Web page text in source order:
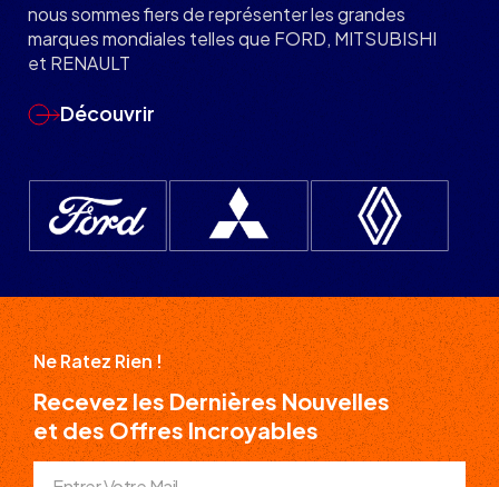
nous sommes fiers de représenter les grandes
marques mondiales telles que FORD, MITSUBISHI
et RENAULT
Découvrir
Ne Ratez Rien !
Recevez les Dernières Nouvelles
et des Offres Incroyables